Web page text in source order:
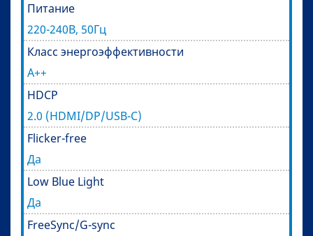
Питание
220-240В, 50Гц
Класс энергоэффективности
A++
HDCP
2.0 (HDMI/DP/USB-C)
Flicker-free
Да
Low Blue Light
Да
FreeSync/G-sync